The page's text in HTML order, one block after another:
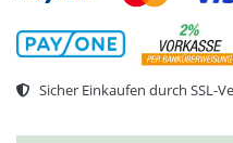
Sicher Einkaufen durch SSL-